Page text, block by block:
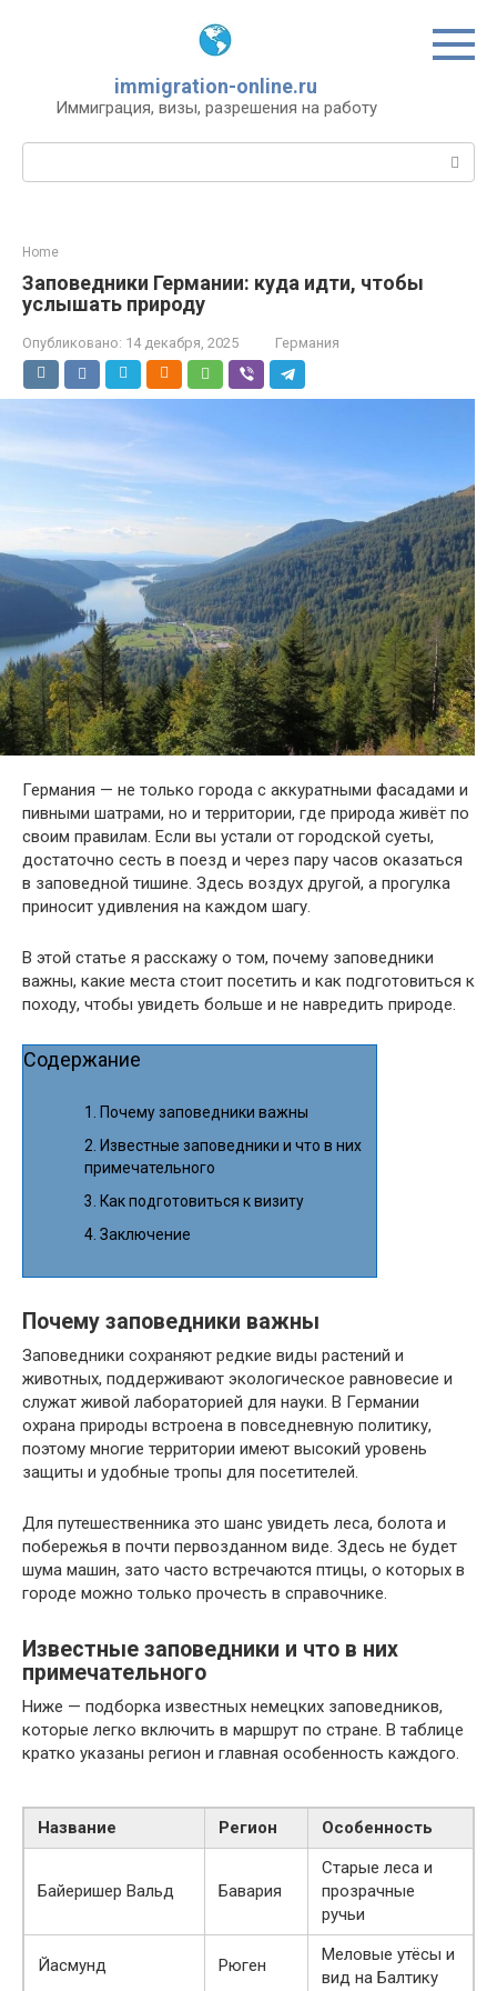
immigration-online.ru
Иммиграция, визы, разрешения на работу
Home
Заповедники Германии: куда идти, чтобы
услышать природу
Опубликовано: 14 декабря, 2025 Германия
Германия — не только города с аккуратными фасадами и
пивными шатрами, но и территории, где природа живёт по
своим правилам. Если вы устали от городской суеты,
достаточно сесть в поезд и через пару часов оказаться
в заповедной тишине. Здесь воздух другой, а прогулка
приносит удивления на каждом шагу.
В этой статье я расскажу о том, почему заповедники
важны, какие места стоит посетить и как подготовиться к
походу, чтобы увидеть больше и не навредить природе.
Содержание
Почему заповедники важны
Известные заповедники и что в них
примечательного
Как подготовиться к визиту
Заключение
Почему заповедники важны
Заповедники сохраняют редкие виды растений и
животных, поддерживают экологическое равновесие и
служат живой лабораторией для науки. В Германии
охрана природы встроена в повседневную политику,
поэтому многие территории имеют высокий уровень
защиты и удобные тропы для посетителей.
Для путешественника это шанс увидеть леса, болота и
побережья в почти первозданном виде. Здесь не будет
шума машин, зато часто встречаются птицы, о которых в
городе можно только прочесть в справочнике.
Известные заповедники и что в них
примечательного
Ниже — подборка известных немецких заповедников,
которые легко включить в маршрут по стране. В таблице
кратко указаны регион и главная особенность каждого.
Название Регион Особенность
Байеришер Вальд Бавария
Старые леса и
прозрачные
ручьи
Йасмунд Рюген
Меловые утёсы и
вид на Балтику